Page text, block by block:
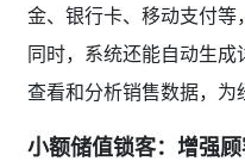
金、银行卡、移动支付等
同时，系统还能自动生
查看和分析销售数据，为
小额储值锁客：增强